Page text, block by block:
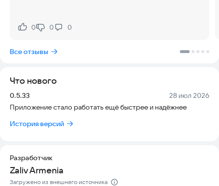
- Встроенная библиотека предметов и персонажей для
- Озвучивание мультфильма: запишите голос через
- Экспорт готового видео в популярном формате mp4 для
приложения.
Попробуйте создать свой первый мультфильм прямо сейчас
Нравится:
0Не нравится:
0 0
Все отзывы
Что нового
Версия:
0.5.33 Дата:
28 июл 2026
Приложение стало работать ещё быстрее и надёжнее
История версий
Разработчик
Zaliv Armenia
Загружено из внешнего источника